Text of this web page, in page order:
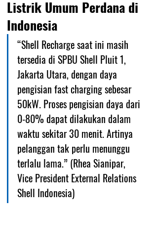
Listrik Umum Perdana di
Indonesia
“Shell Recharge saat ini masih
tersedia di SPBU Shell Pluit 1,
Jakarta Utara, dengan daya
pengisian fast charging sebesar
50kW. Proses pengisian daya dari
0-80% dapat dilakukan dalam
waktu sekitar 30 menit. Artinya
pelanggan tak perlu menunggu
terlalu lama.” (Rhea Sianipar,
Vice President External Relations
Shell Indonesia)